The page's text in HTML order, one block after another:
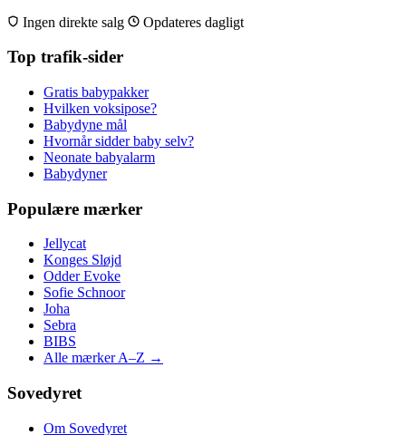
Ingen direkte salg
Opdateres dagligt
Top trafik-sider
Gratis babypakker
Hvilken voksipose?
Babydyne mål
Hvornår sidder baby selv?
Neonate babyalarm
Babydyner
Populære mærker
Jellycat
Konges Sløjd
Odder Evoke
Sofie Schnoor
Joha
Sebra
BIBS
Alle mærker A–Z →
Sovedyret
Om Sovedyret